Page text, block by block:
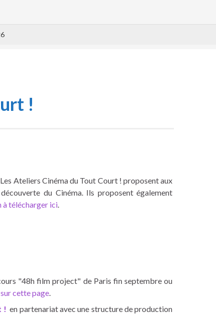
!
Ateliers Cinéma du Tout Court ! proposent aux
du Cinéma. Ils proposent également
à télécharger ici.
"48h film project" de Paris fin septembre ou
sur cette page.
!en partenariat avec une structure de production